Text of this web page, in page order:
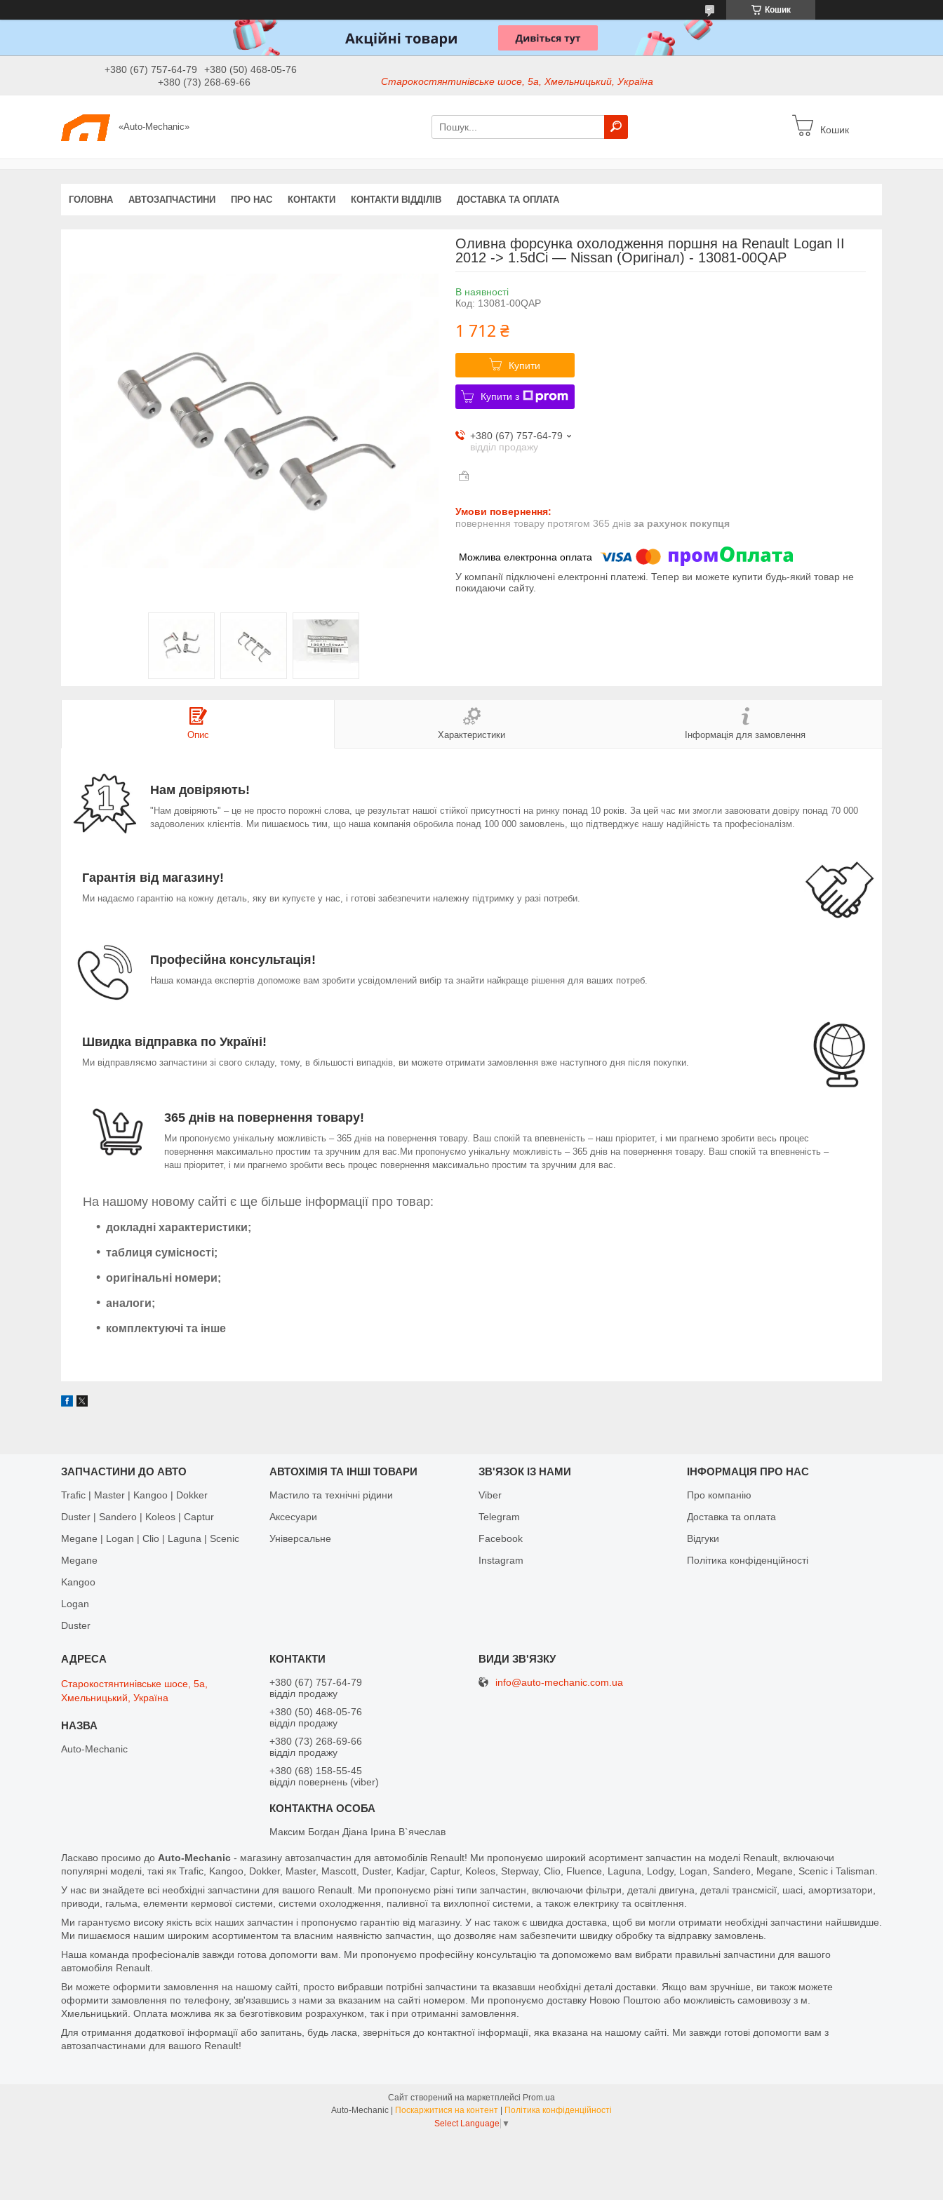
Кошик
+380 (67) 757-64-79
+380 (50) 468-05-76
+380 (73) 268-69-66
Старокостянтинівське шосе, 5а, Хмельницький, Україна
«Auto-Mechanic» Кошик
ГОЛОВНА АВТОЗАПЧАСТИНИ ПРО НАС КОНТАКТИ КОНТАКТИ ВІДДІЛІВ ДОСТАВКА ТА ОПЛАТА
Оливна форсунка охолодження поршня на Renault Logan II
2012 -> 1.5dCi — Nissan (Оригінал) - 13081-00QAP
В наявності
Код: 13081-00QAP
1 712 ₴
Купити
Купити з
+380 (67) 757-64-79
відділ продажу
повернення товару протягом 365 днів за рахунок покупця
У компанії підключені електронні платежі. Тепер ви можете купити будь-який товар не
покидаючи сайту.
Опис Характеристики Інформація для замовлення
Нам довіряють!
"Нам довіряють" – це не просто порожні слова, це результат нашої стійкої присутності на ринку понад 10 років. За цей час ми змогли завоювати довіру понад 70 000
задоволених клієнтів. Ми пишаємось тим, що наша компанія обробила понад 100 000 замовлень, що підтверджує нашу надійність та професіоналізм.
Гарантія від магазину!
Ми надаємо гарантію на кожну деталь, яку ви купуєте у нас, і готові забезпечити належну підтримку у разі потреби.
Професійна консультація!
Наша команда експертів допоможе вам зробити усвідомлений вибір та знайти найкраще рішення для ваших потреб.
Швидка відправка по Україні!
Ми відправляємо запчастини зі свого складу, тому, в більшості випадків, ви можете отримати замовлення вже наступного дня після покупки.
365 днів на повернення товару!
Ми пропонуємо унікальну можливість – 365 днів на повернення товару. Ваш спокій та впевненість – наш пріоритет, і ми прагнемо зробити весь процес
повернення максимально простим та зручним для вас.Ми пропонуємо унікальну можливість – 365 днів на повернення товару. Ваш спокій та впевненість –
наш пріоритет, і ми прагнемо зробити весь процес повернення максимально простим та зручним для вас.
На нашому новому сайті є ще більше інформації про товар:
докладні характеристики;
таблиця сумісності;
оригінальні номери;
аналоги;
комплектуючі та інше
ЗАПЧАСТИНИ ДО АВТО
Trafic | Master | Kangoo | Dokker
Duster | Sandero | Koleos | Captur
Megane | Logan | Clio | Laguna | Scenic
Megane
Kangoo
Logan
Duster
АВТОХІМІЯ ТА ІНШІ ТОВАРИ
Мастило та технічні рідини
Аксесуари
Універсальне
ЗВ'ЯЗОК ІЗ НАМИ
Viber
Telegram
Facebook
Іnstagram
ІНФОРМАЦІЯ ПРО НАС
Про компанію
Доставка та оплата
Відгуки
Політика конфіденційності
Старокостянтинівське шосе, 5а,
Хмельницький, Україна
Auto-Mechanic
+380 (67) 757-64-79
відділ продажу
+380 (50) 468-05-76
відділ продажу
+380 (73) 268-69-66
відділ продажу
+380 (68) 158-55-45
відділ повернень (viber)
Максим Богдан Діана Ірина В`ячеслав
info@auto-mechanic.com.ua
Ласкаво просимо до Auto-Mechanic - магазину автозапчастин для автомобілів Renault! Ми пропонуємо широкий асортимент запчастин на моделі Renault, включаючи
популярні моделі, такі як Trafic, Kangoo, Dokker, Master, Mascott, Duster, Kadjar, Captur, Koleos, Stepway, Clio, Fluence, Laguna, Lodgy, Logan, Sandero, Megane, Scenic і Talisman.
У нас ви знайдете всі необхідні запчастини для вашого Renault. Ми пропонуємо різні типи запчастин, включаючи фільтри, деталі двигуна, деталі трансмісії, шасі, амортизатори,
приводи, гальма, елементи кермової системи, системи охолодження, паливної та вихлопної системи, а також електрику та освітлення.
Ми гарантуємо високу якість всіх наших запчастин і пропонуємо гарантію від магазину. У нас також є швидка доставка, щоб ви могли отримати необхідні запчастини найшвидше.
Ми пишаємося нашим широким асортиментом та власним наявністю запчастин, що дозволяє нам забезпечити швидку обробку та відправку замовлень.
Наша команда професіоналів завжди готова допомогти вам. Ми пропонуємо професійну консультацію та допоможемо вам вибрати правильні запчастини для вашого
автомобіля Renault.
Ви можете оформити замовлення на нашому сайті, просто вибравши потрібні запчастини та вказавши необхідні деталі доставки. Якщо вам зручніше, ви також можете
оформити замовлення по телефону, зв'язавшись з нами за вказаним на сайті номером. Ми пропонуємо доставку Новою Поштою або можливість самовивозу з м.
Хмельницький. Оплата можлива як за безготівковим розрахунком, так і при отриманні замовлення.
Для отримання додаткової інформації або запитань, будь ласка, зверніться до контактної інформації, яка вказана на нашому сайті. Ми завжди готові допомогти вам з
автозапчастинами для вашого Renault!
Сайт створений на маркетплейсі Prom.ua
Поскаржитися на контент
Політика конфіденційності
Select Language ▼